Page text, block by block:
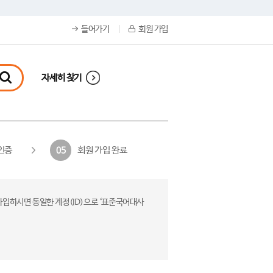
들어가기 회원 가입
자세히 찾기
증 05 회원 가입 완료
하시면 동일한 계정(ID)으로 ‘표준국어대사